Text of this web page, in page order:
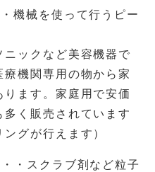
機械を使って行うピー
ニックなど美容機器で
機関専用の物から家
ます。家庭用で安価
く販売されています
グが行えます）
・スクラブ剤など粒子